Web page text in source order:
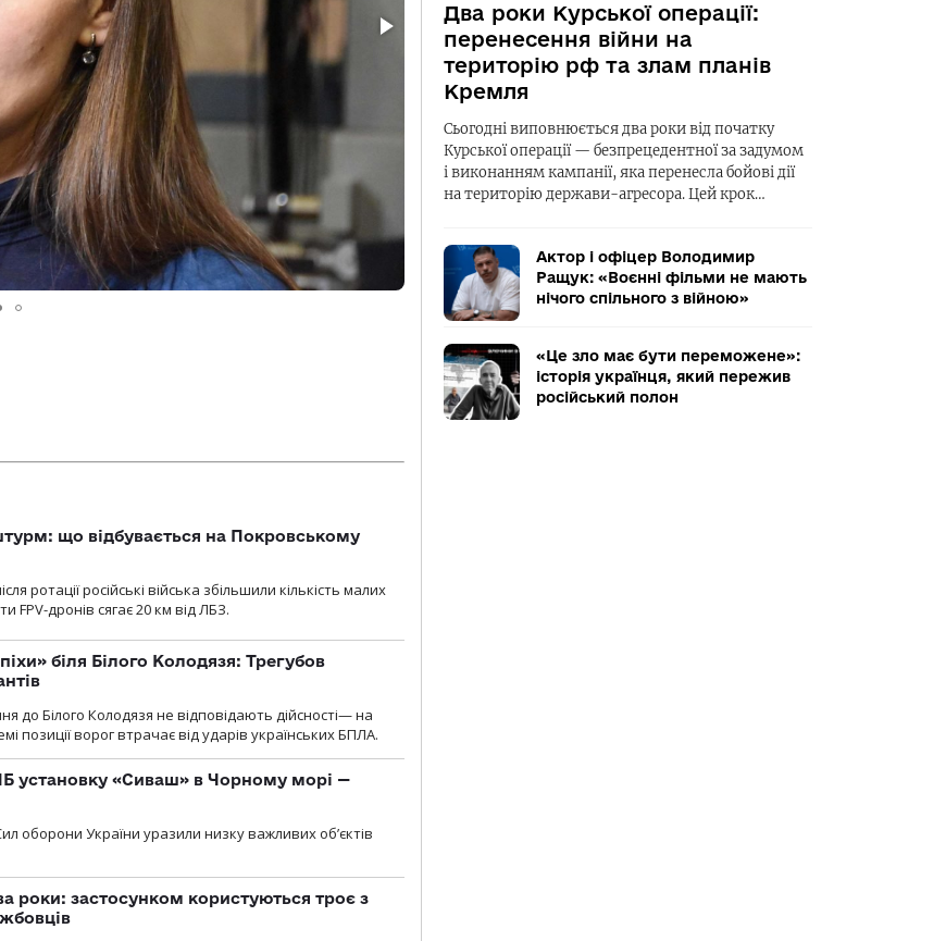
що відбувається на Покровському
ротації російські війська збільшили кількість малих
FPV-дронів сягає 20 км від ЛБЗ.
біля Білого Колодязя: Трегубов
до Білого Колодязя не відповідають дійсності— на
позиції ворог втрачає від ударів українських БПЛА.
установку «Сиваш» в Чорному морі —
оборони України уразили низку важливих об’єктів
роки: застосунком користуються троє з
Два роки Курської операції:
перенесення війни на
територію рф та злам планів
Кремля
Сьогодні виповнюється два роки від початку
Курської операції — безпрецедентної за задумом
і виконанням кампанії, яка перенесла бойові дії
на територію держави-агресора. Цей крок…
Актор і офіцер Володимир
Ращук: «Воєнні фільми не мають
нічого спільного з війною»
«Це зло має бути переможене»:
історія українця, який пережив
російський полон